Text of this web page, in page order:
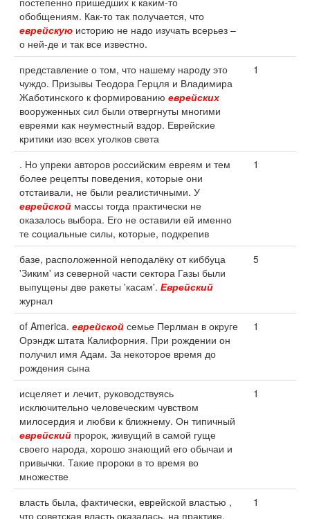
обобщениям. Как-то так получается, что
еврейскую историю не надо изучать всерьез –
о ней-де и так все известно.
представление о том, что нашему народу это
чуждо. Призывы Теодора Герцля и Владимира
Жаботинского к формированию еврейских
вооруженных сил были отвергнуты многими
евреями как неуместный вздор. Еврейские
критики изо всех уголков света
1
. Но упреки авторов российским евреям и тем
более рецепты поведения, которые они
отстаивали, не были реалистичными. У
еврейской массы тогда практически не
оказалось выбора. Его не оставили ей именно
те социальные силы, которые, подкрепив
1
базе, расположенной неподалёку от киббуца
'Зиким' из северной части сектора Газы были
выпущены две ракеты 'касам'. Еврейский
журнал
5
of America. еврейской семье Перлман в округе
Орэндж штата Калифорния. При рождении он
получил имя Адам. За некоторое время до
рождения сына
1
исцеляет и лечит, руководствуясь
исключительно человеческим чувством
милосердия и любви к ближнему. Он типичный
еврейский пророк, живущий в самой гуще
своего народа, хорошо знающий его обычаи и
привычки. Такие пророки в то время во
множестве
1
власть была, фактически, еврейской властью ,
что советская власть оказалась, на практике,
1